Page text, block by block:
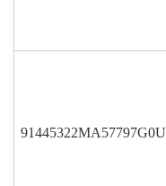
91445322MA57797G0U